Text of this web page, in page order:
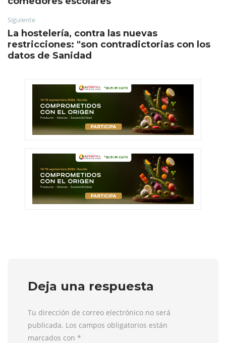
Siguiente
La hostelería, contra las nuevas
restricciones: "son contradictorias con los
datos de Sanidad
Deja una respuesta
Tu dirección de correo electrónico no será
publicada. Los campos obligatorios están
marcados con *